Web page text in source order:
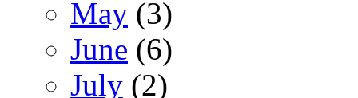
May (3)
June (6)
July (2)